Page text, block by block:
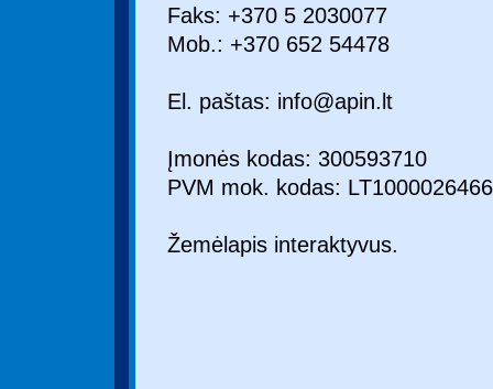
Faks: +370 5 2030077
Mob.: +370 652 54478
El. paštas: info@apin.lt
Įmonės kodas: 300593710
PVM mok. kodas:
Žemėlapis interaktyvus.